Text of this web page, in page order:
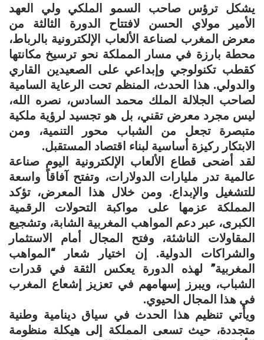
يشكل ترؤس صاحب السمو الملكي ولي العهد
الأمير مولاي الحسن لافتتاح الدورة الثالثة من
معرض المغرب لصناعة الألعاب الإلكترونية بالرباط،
محطة بارزة في مسار المملكة نحو ترسيخ مكانتها
كقطب تكنولوجي وإبداعي على الصعيدين القاري
والدولي. هذا الحدث، المنظم تحت الرعاية السامية
لصاحب الجلالة الملك محمد السادس، نصره الله،
ليس مجرد معرض تقني، بل هو تجسيد لرؤية ملكية
متبصرة تجعل من الشباب محور التنمية، ومن
الابتكار ركيزة أساسية لبناء اقتصاد المستقبل.
لقد أضحى قطاع الألعاب الإلكترونية اليوم صناعة
عالمية تدر مليارات الدولارات، وتفتح آفاقاً واسعة
للتشغيل والإبداع. ومن خلال هذا المعرض، تؤكد
المملكة عزمها على مواكبة التحولات الرقمية
الكبرى، عبر دعم المواهب المغربية الشابة، وتشجيع
المقاولات الناشئة، وفتح المجال أمام الاستثمار
والشراكات الدولية. إن اختيار شعار “المواهب
المغربية” لهذه الدورة يعكس الثقة في قدرات
الشباب، ويبرز إسهامهم في تعزيز إشعاع المغرب
في هذا المجال الحيوي.
ويأتي تنظيم هذا الحدث في سياق دينامية وطنية
متجددة، حيث تسعى المملكة إلى هيكلة منظومة